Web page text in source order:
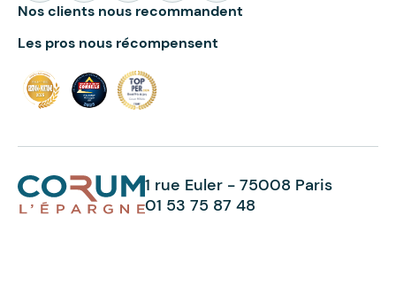
Nos clients nous recommandent
Les pros nous récompensent
1 rue Euler - 75008 Paris
01 53 75 87 48